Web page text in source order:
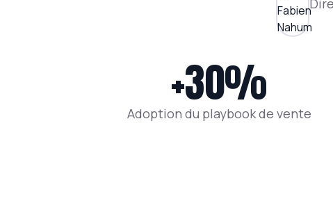
+30%
Adoption du playbook de vente